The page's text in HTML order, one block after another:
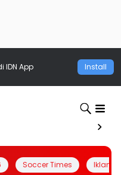
IDN App Install
Soccer Times Iklanin